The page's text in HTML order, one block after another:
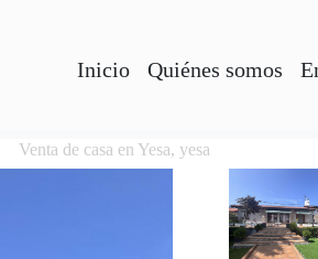
Inicio Quiénes somos
Venta de casa en Yesa, yesa